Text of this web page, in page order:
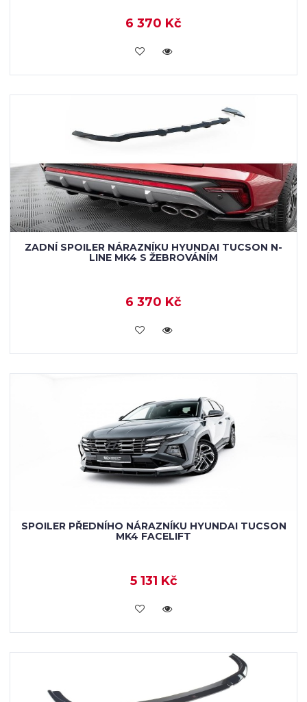
6 370 Kč
KOUPIT
ZADNÍ SPOILER NÁRAZNÍKU HYUNDAI TUCSON N-
LINE MK4 S ŽEBROVÁNÍM
6 370 Kč
KOUPIT
SPOILER PŘEDNÍHO NÁRAZNÍKU HYUNDAI TUCSON
MK4 FACELIFT
5 131 Kč
KOUPIT